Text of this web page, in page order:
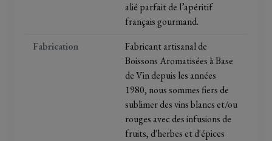
alié parfait de l’apéritif
français gourmand.
Fabrication
Fabricant artisanal de
Boissons Aromatisées à Base
de Vin depuis les années
1980, nous sommes fiers de
sublimer des vins blancs et/ou
rouges avec des infusions de
fruits, d'herbes et d'épices